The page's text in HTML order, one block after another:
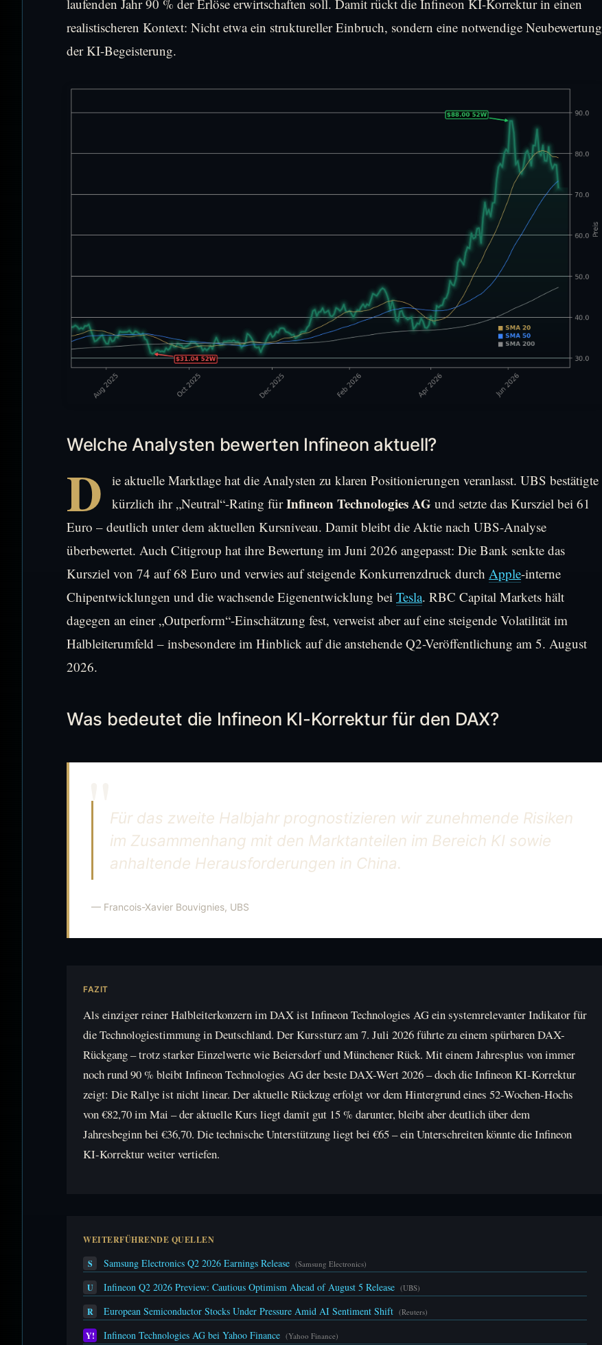
laufenden Jahr 90 % der Erlöse erwirtschaften soll. Damit rückt die Infineon KI-Korrektur in einen
realistischeren Kontext: Nicht etwa ein struktureller Einbruch, sondern eine notwendige Neubewertung
der KI-Begeisterung.
Welche Analysten bewerten Infineon aktuell?
D
ie aktuelle Marktlage hat die Analysten zu klaren Positionierungen veranlasst. UBS bestätigte
kürzlich ihr „Neutral“-Rating fürInfineon Technologies AG und setzte das Kursziel bei 61
Euro – deutlich unter dem aktuellen Kursniveau. Damit bleibt die Aktie nach UBS-Analyse
überbewertet. Auch Citigroup hat ihre Bewertung im Juni 2026 angepasst: Die Bank senkte das
Kursziel von 74 auf 68 Euro und verwies auf steigende Konkurrenzdruck durch Apple-interne
Chipentwicklungen und die wachsende Eigenentwicklung bei Tesla. RBC Capital Markets hält
dagegen an einer „Outperform“-Einschätzung fest, verweist aber auf eine steigende Volatilität im
Halbleiterumfeld – insbesondere im Hinblick auf die anstehende Q2-Veröffentlichung am 5. August
2026.
Was bedeutet die Infineon KI-Korrektur für den DAX?
Für das zweite Halbjahr prognostizieren wir zunehmende Risiken
im Zusammenhang mit den Marktanteilen im Bereich KI sowie
anhaltende Herausforderungen in China.
— Francois-Xavier Bouvignies, UBS
FAZIT
Als einziger reiner Halbleiterkonzern im DAX ist Infineon Technologies AG ein systemrelevanter Indikator für
die Technologiestimmung in Deutschland. Der Kurssturz am 7. Juli 2026 führte zu einem spürbaren DAX-
Rückgang – trotz starker Einzelwerte wie Beiersdorf und Münchener Rück. Mit einem Jahresplus von immer
noch rund 90 % bleibt Infineon Technologies AG der beste DAX-Wert 2026 – doch die Infineon KI-Korrektur
zeigt: Die Rallye ist nicht linear. Der aktuelle Rückzug erfolgt vor dem Hintergrund eines 52-Wochen-Hochs
von €82,70 im Mai – der aktuelle Kurs liegt damit gut 15 % darunter, bleibt aber deutlich über dem
Jahresbeginn bei €36,70. Die technische Unterstützung liegt bei €65 – ein Unterschreiten könnte die Infineon
KI-Korrektur weiter vertiefen.
WEITERFÜHRENDE QUELLEN
S Samsung Electronics Q2 2026 Earnings Release (Samsung Electronics)
U Infineon Q2 2026 Preview: Cautious Optimism Ahead of August 5 Release (UBS)
R European Semiconductor Stocks Under Pressure Amid AI Sentiment Shift (Reuters)
Y! Infineon Technologies AG bei Yahoo Finance (Yahoo Finance)